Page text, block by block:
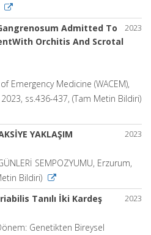
2023
Admitted To
Orchitis And Scrotal
Emergency Medicine (WACEM),
ss.436-437, (Tam Metin Bildiri)
2023
YAKLAŞIM
SEMPOZYUMU, Erzurum,
Bildiri)
2023
Tanılı İki Kardeş
Genetikten Bireysel